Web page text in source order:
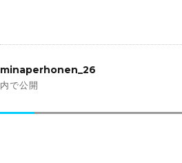
稿
ナ
ゲ
minaperhonen_26
内で公開